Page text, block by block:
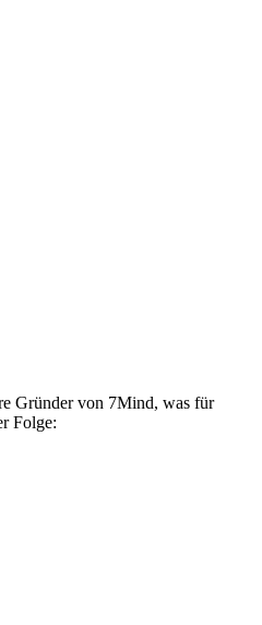
Gründer von 7Mind, was für
Folge: